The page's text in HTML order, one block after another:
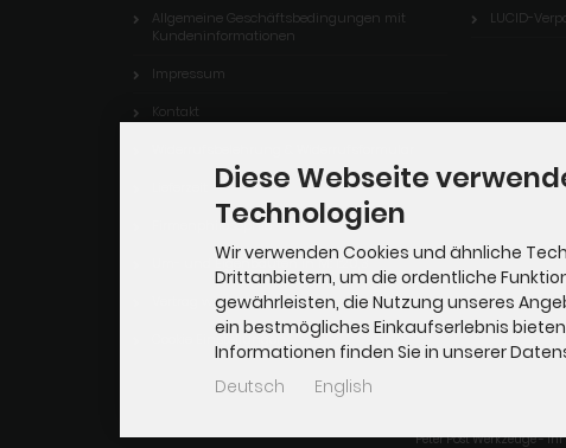
Allgemeine Geschäftsbedingungen mit
Kundeninformationen
Impressum
Kontakt
Firmenphilosophie
Um- und Eigenbauten in M: 1:20,3
Vertrag widerrufen
Cookie Einstellungen
LUCID-
Peter Post Werkzeuge -
Diese Webseite
Technologien
Wir verwenden Cookies und ähnliche
Drittanbietern, um die ordentliche
gewährleisten, die Nutzung unseres
ein bestmögliches Einkaufserlebnis
Informationen finden Sie in unserer
Deutsch English